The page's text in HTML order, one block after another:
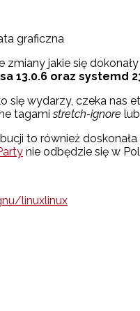
graficzna
zmiany jakie się
13.0.6 oraz systemd
się wydarzy, czeka nas
tagamistretch-ignore
to również
nie odbędzie się w
linuxlinux